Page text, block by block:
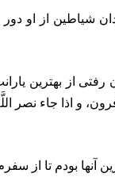
شياطين از او دور
رفتى از بهترين
و اذا جاء نصر
آنها بودم تا از